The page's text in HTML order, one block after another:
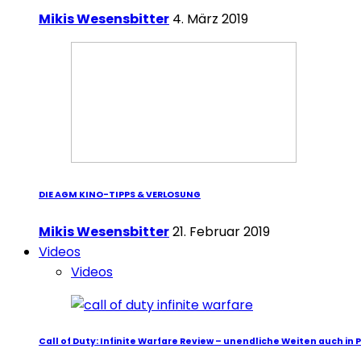
Mikis Wesensbitter 4. März 2019
DIE AGM KINO-TIPPS & VERLOSUNG
Mikis Wesensbitter21. Februar 2019
Videos
Videos
Call of Duty: Infinite Warfare Review – unendliche Weiten auch in